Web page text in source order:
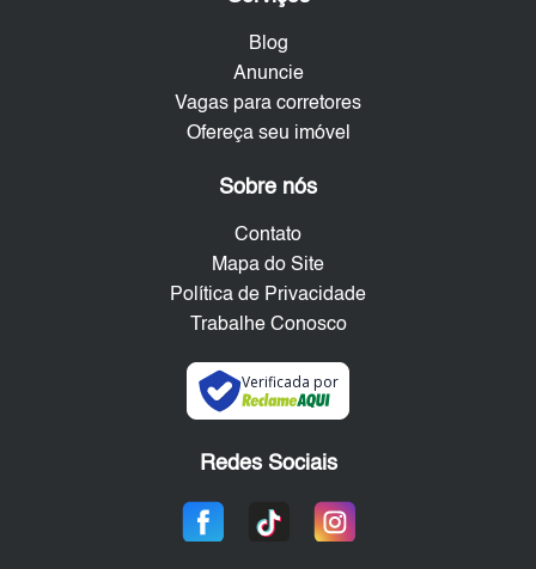
Blog
Anuncie
Vagas para corretores
Ofereça seu imóvel
Sobre nós
Contato
Mapa do Site
Política de Privacidade
Trabalhe Conosco
Verificada por
Redes Sociais